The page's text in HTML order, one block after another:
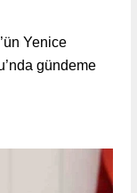
Yenice
gündeme